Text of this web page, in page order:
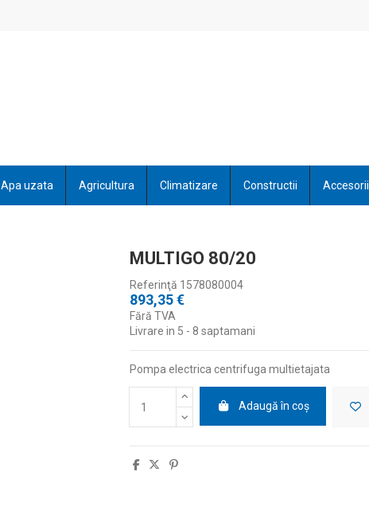
Apa uzata Agricultura Climatizare Constructii Accesorii
MULTIGO 80/20
Referinţă 1578080004
893,35 €
Fără TVA
Livrare in 5 - 8 saptamani
Pompa electrica centrifuga multietajata
Adaugă în coș